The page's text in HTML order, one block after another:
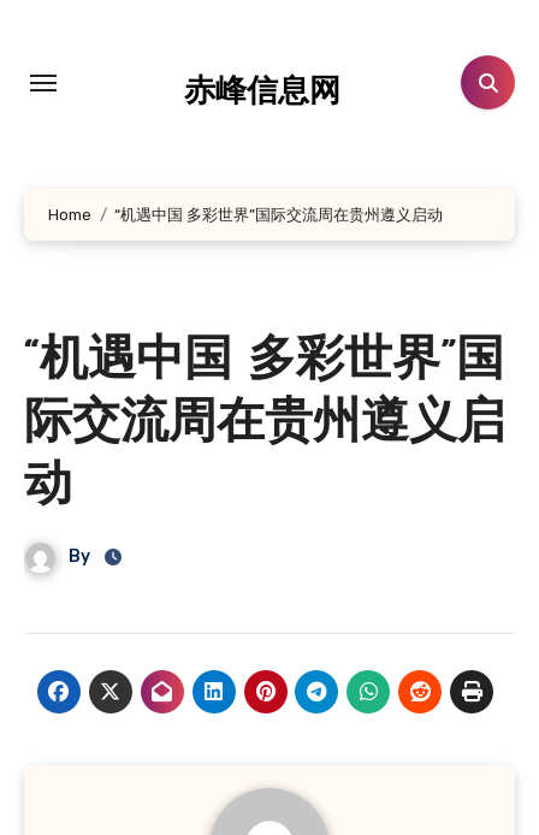
赤峰信息网
Home “机遇中国 多彩世界”国际交流周在贵州遵义启动
“机遇中国 多彩世界”国
际交流周在贵州遵义启
动
By